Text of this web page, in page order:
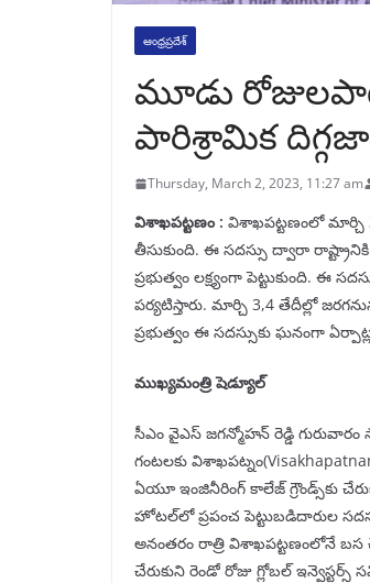
ఆంధ్రప్రదేశ్
మూడు
పారిశ్రామిక
Thursday, March 2, 2023, 11:27 am
విశాఖపట్టణం : విశాఖపట్టణంలో మార్చి
తీసుకుంది. ఈ సదస్సు ద్వారా
ప్రభుత్వం లక్ష్యంగా పెట్టుకుంది.
పర్యటిస్తారు. మార్చి 3,4 తేదీల్లో
ప్రభుత్వం ఈ సదస్సుకు ఘనంగా
ముఖ్యమంత్రి షెడ్యూల్‌
సీఎం వైఎస్ జగన్మోహన్ రెడ్డి
గంటలకు
ఏయూ ఇంజినీరింగ్‌ కాలేజ్‌ గ్రౌండ్స్‌కు
హోటల్‌లో ప్రపంచ పెట్టుబడిదారుల
అనంతరం రాత్రి విశాఖపట్టణంలోనే బస
చేరుకుని రెండో రోజు గ్లోబల్‌